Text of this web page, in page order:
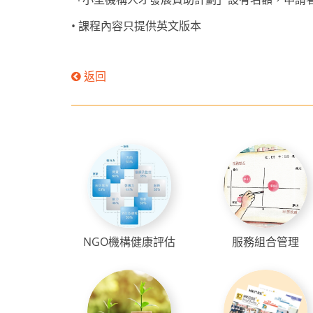
• 課程內容只提供英文版本
返回
NGO機構健康評估 服務組合管理